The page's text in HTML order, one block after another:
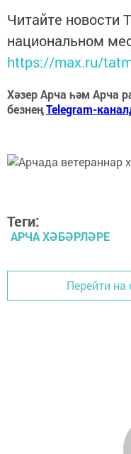
Читайте новости
национальном
https://max.ru/
Хәзер Арча һәм Арча
безнеңTelegram-
Теги:
АРЧА ХӘБӘРЛӘРЕ
Перейти на